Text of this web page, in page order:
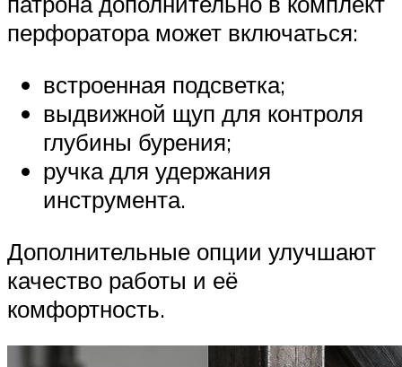
перфоратора может включаться:
встроенная подсветка;
выдвижной щуп для контроля
глубины бурения;
ручка для удержания
инструмента.
Дополнительные опции улучшают
качество работы и её
комфортность.